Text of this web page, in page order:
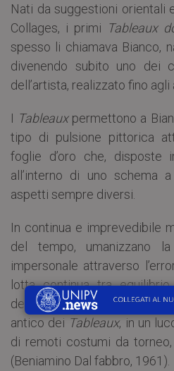
Nati da suggestioni orientali
Collages, i primi Tableaux
spesso li chiamava Bianco,
divenendo subito uno dei
dell’artista, realizzato fino agli
I Tableauxpermettono a
tipo di pulsione pittorica
foglie d’oro che, disposte
all’interno di uno schema
aspetti sempre diversi.
In continua e imprevedibile
del tempo, umanizzano
impersonale attraverso
lotta continua tra
deriva quell’impatto
antico dei Tableaux, in un
di remoti costumi da
(Beniamino Dal fabbro, 1961).